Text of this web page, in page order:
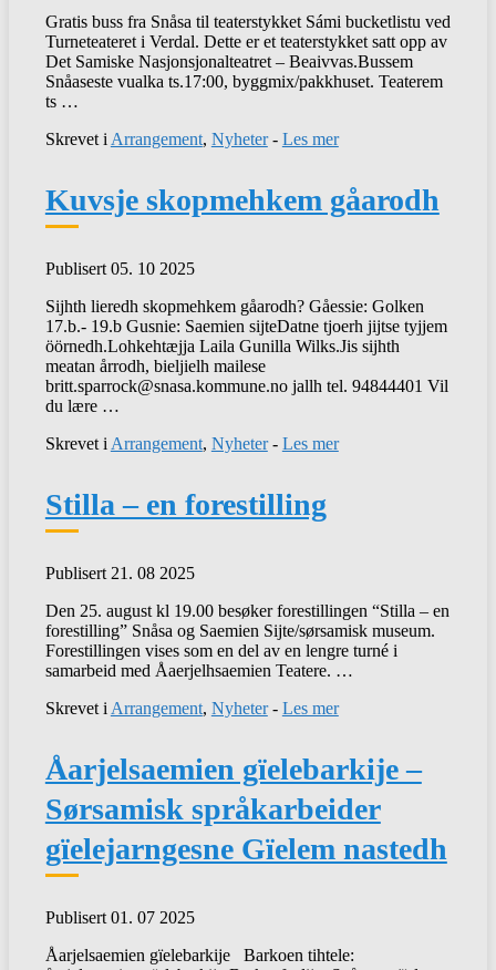
Gratis buss fra Snåsa til teaterstykket Sámi bucketlistu ved
Turneteateret i Verdal. Dette er et teaterstykket satt opp av
Det Samiske Nasjonsjonalteatret – Beaivvas.Bussem
Snåaseste vualka ts.17:00, byggmix/pakkhuset. Teaterem
ts …
Skrevet i Arrangement, Nyheter- Les mer
Kuvsje skopmehkem gåarodh
Publisert 05. 10 2025
Sijhth lieredh skopmehkem gåarodh? Gåessie: Golken
17.b.- 19.b Gusnie: Saemien sijteDatne tjoerh jijtse tyjjem
öörnedh.Lohkehtæjja Laila Gunilla Wilks.Jis sijhth
meatan årrodh, bieljielh mailese
britt.sparrock@snasa.kommune.no jallh tel. 94844401 Vil
du lære …
Skrevet i Arrangement, Nyheter- Les mer
Stilla – en forestilling
Publisert 21. 08 2025
Den 25. august kl 19.00 besøker forestillingen “Stilla – en
forestilling” Snåsa og Saemien Sijte/sørsamisk museum.
Forestillingen vises som en del av en lengre turné i
samarbeid med Åaerjelhsaemien Teatere. …
Skrevet i Arrangement, Nyheter- Les mer
Åarjelsaemien gïelebarkije –
Sørsamisk språkarbeider
gïelejarngesne Gïelem nastedh
Publisert 01. 07 2025
Åarjelsaemien gïelebarkije Barkoen tihtele: